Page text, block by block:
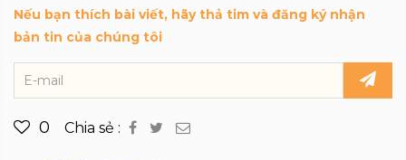
Nếu bạn thích bài viết, hãy thả tim và đăng ký nhận
bản tin của chúng tôi
0 Chia sẻ :